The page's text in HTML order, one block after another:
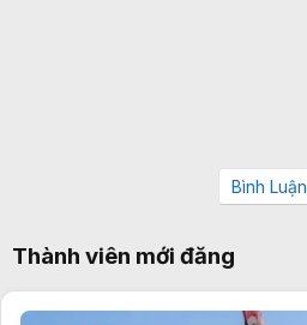
Bình Luận
Thành viên mới đăng